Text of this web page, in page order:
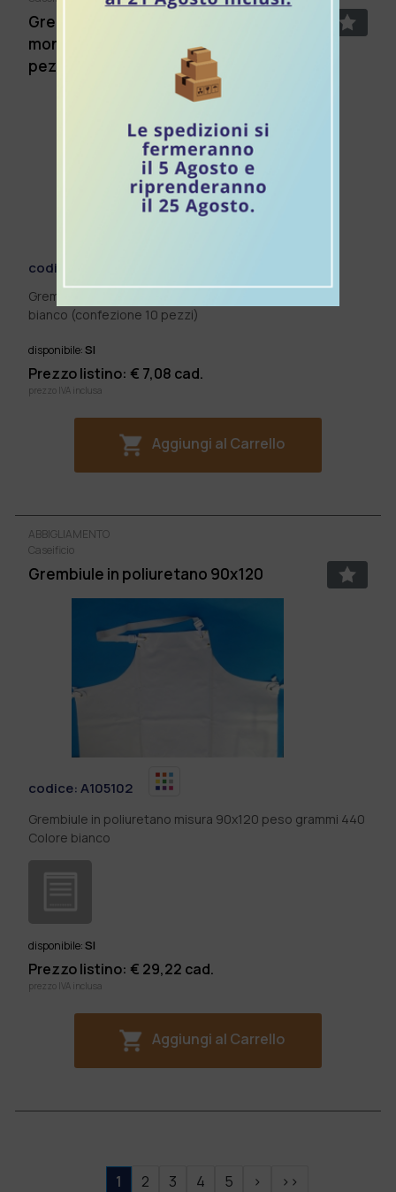
Grembiule da lavoro impermeabile
monouso in LDPE bianco (confezione 100
pezzi)
codice:
Grembiule da lavoro impermeabile monouso in LDPE
bianco (confezione 10 pezzi)
disponibile:SI
Prezzo listino: € 7,08 cad.
prezzo IVA inclusa
Aggiungi al Carrello
ABBIGLIAMENTO
Caseificio
Grembiule in poliuretano 90x120
codice:A105102
Grembiule in poliuretano misura 90x120 peso grammi 440
Colore bianco
disponibile:SI
Prezzo listino: € 29,22 cad.
prezzo IVA inclusa
Aggiungi al Carrello
1 2 3 4 5 > >>